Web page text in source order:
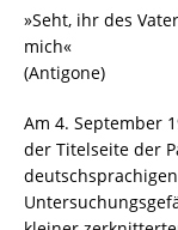
»Seht, ihr des
mich«
(Antigone)
Am 4. September
der Titelseite der